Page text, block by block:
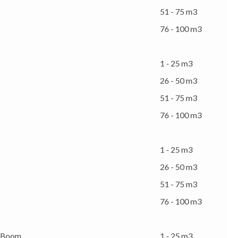
51 - 75 m3
76 - 100 m3
1 - 25 m3
26 - 50 m3
51 - 75 m3
76 - 100 m3
1 - 25 m3
26 - 50 m3
51 - 75 m3
76 - 100 m3
1 - 25 m3